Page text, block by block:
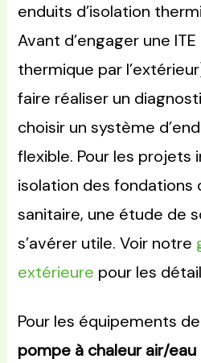
enduits d’isolation
Avant d’engager une
thermique par
faire réaliser un
choisir un système
flexible. Pour les projets
isolation des fondations
sanitaire, une étude de
s’avérer utile. Voir notre
extérieure pour les
Pour les équipements
pompe à chaleur air/eau